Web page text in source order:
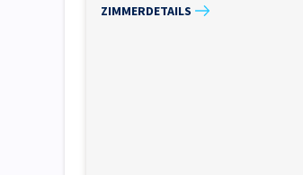
ZIMMERDETAILS